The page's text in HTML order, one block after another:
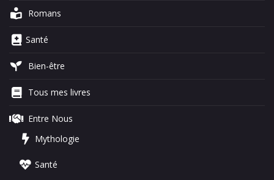
Romans
Santé
Bien-être
Tous mes livres
Entre Nous
Mythologie
Santé